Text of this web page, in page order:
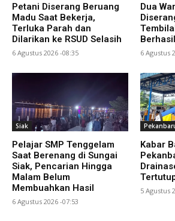
Petani Diserang Beruang
Madu Saat Bekerja,
Terluka Parah dan
Dilarikan ke RSUD Selasih
6 Agustus 2026 -08:35
Dua
6 Agustus
Siak
Pelajar SMP Tenggelam
Saat Berenang di Sungai
Siak, Pencarian Hingga
Malam Belum
Membuahkan Hasil
6 Agustus 2026 -07:53
Kabar
5 Agustus